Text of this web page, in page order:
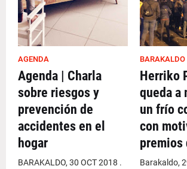
AGENDA
Agenda | Charla
sobre riesgos y
prevención de
accidentes en el
hogar
BARAKALDO, 30 OCT 2018 .
BARAKALDO
Herriko
queda a
un frío
con
premios
Barakaldo,